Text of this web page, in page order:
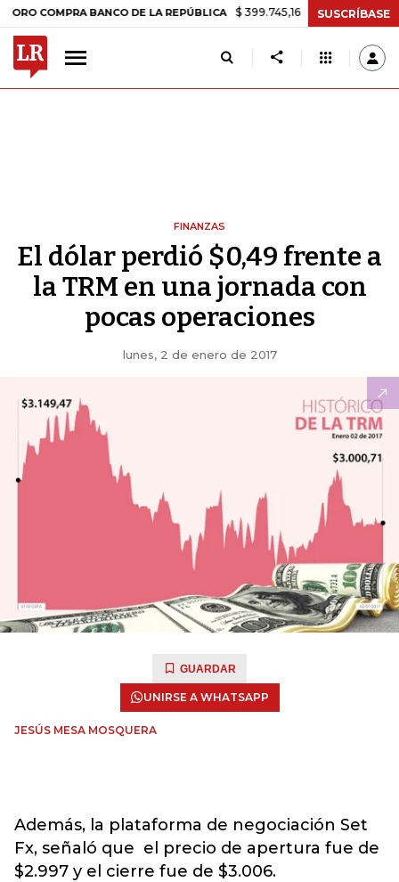
COMPRA BANCO DE LA REPÚBLICA $ 399.745,16 +$ 2.295,71 +0,58%
SUSCRÍBASE
FINANZAS
El dólar perdió $0,49 frente a
la TRM en una jornada con
pocas operaciones
lunes, 2 de enero de 2017
GUARDAR
UNIRSE A WHATSAPP
JESÚS MESA MOSQUERA
Además, la plataforma de negociación Set
Fx, señaló que el precio de apertura fue de
$2.997 y el cierre fue de $3.006.